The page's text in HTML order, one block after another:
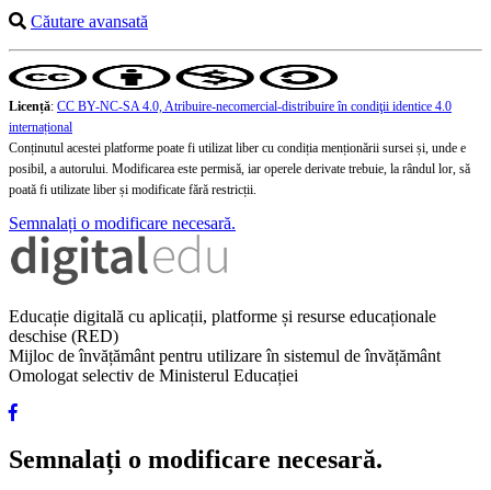
Căutare avansată
Licență: CC BY-NC-SA 4.0, Atribuire-necomercial-distribuire în condiţii identice 4.0
internațional
Conținutul acestei platforme poate fi utilizat liber cu condiția menționării sursei și, unde e
posibil, a autorului. Modificarea este permisă, iar operele derivate trebuie, la rândul lor, să
poată fi utilizate liber și modificate fără restricții.
Semnalați o modificare necesară.
Educație digitală cu aplicații, platforme și resurse educaționale
deschise (RED)
Mijloc de învățământ pentru utilizare în sistemul de învățământ
Omologat selectiv de Ministerul Educației
Semnalați o modificare necesară.